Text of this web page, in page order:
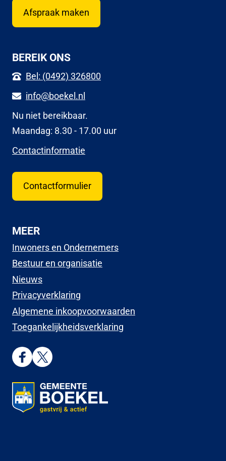
Afspraak maken
BEREIK ONS
Bel: (0492) 326800
info@boekel.nl
Nu niet bereikbaar.
Maandag: 8.30 - 17.00 uur
Contactinformatie
Contactformulier
MEER
Inwoners en Ondernemers
Bestuur en organisatie
Nieuws
Privacyverklaring
Algemene inkoopvoorwaarden
Toegankelijkheidsverklaring